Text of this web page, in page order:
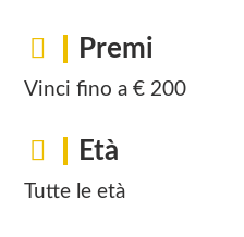
Premi
Vinci fino a € 200
Età
Tutte le età